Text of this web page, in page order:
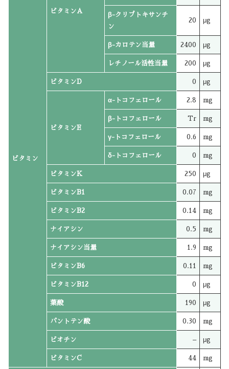
ビタミン
ビタミンA
β-クリプトキサンチ
ン
20 μg
β-カロテン当量 2400 μg
レチノール活性当量 200 μg
ビタミンD 0 μg
ビタミンE
α-トコフェロール 2.8 mg
β-トコフェロール Tr mg
γ-トコフェロール 0.6 mg
δ-トコフェロール 0 mg
ビタミンK 250 μg
ビタミンB1 0.07 mg
ビタミンB2 0.14 mg
ナイアシン 0.5 mg
ナイアシン当量 1.9 mg
ビタミンB6 0.11 mg
ビタミンB12 0 μg
葉酸 190 μg
パントテン酸 0.30 mg
ビオチン – μg
ビタミンC 44 mg